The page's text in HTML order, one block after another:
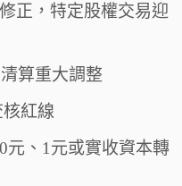
正，特定股權交易迎
算重大調整
紅線
元、1元或實收資本轉